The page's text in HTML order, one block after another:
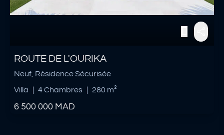
ROUTE DE L'OURIKA
Neuf, Résidence Sécurisée
Villa
4 Chambres 280 m²
6 500 000 MAD